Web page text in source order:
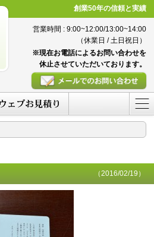
創業50年の信頼と実績
営業時間 : 9:00~12:00/13:00~14:00
（休業日 / 土日祝日）
※現在お電話によるお問い合わせを
休止させていただいております。
（2016/02/19）